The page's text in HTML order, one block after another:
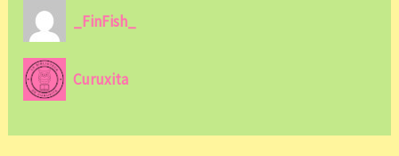
_FinFish_
Curuxita